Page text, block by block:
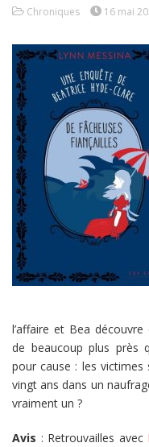
Chroniques 16 mai
l’affaire et Bea
de beaucoup plus près
pour cause : les
vingt ans dans un
vraiment un ?
Avis : Retrouvailles avec